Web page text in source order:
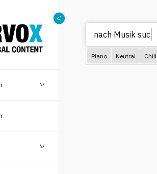
Na
Piano Neutral Chill